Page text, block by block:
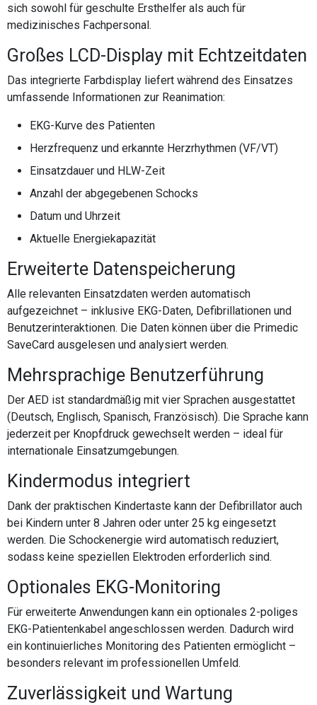
sich sowohl für geschulte Ersthelfer als auch für
medizinisches Fachpersonal.
Großes LCD-Display mit Echtzeitdaten
Das integrierte Farbdisplay liefert während des Einsatzes
umfassende Informationen zur Reanimation:
EKG-Kurve des Patienten
Herzfrequenz und erkannte Herzrhythmen (VF/VT)
Einsatzdauer und HLW-Zeit
Anzahl der abgegebenen Schocks
Datum und Uhrzeit
Aktuelle Energiekapazität
Erweiterte Datenspeicherung
Alle relevanten Einsatzdaten werden automatisch
aufgezeichnet – inklusive EKG-Daten, Defibrillationen und
Benutzerinteraktionen. Die Daten können über die Primedic
SaveCard ausgelesen und analysiert werden.
Mehrsprachige Benutzerführung
Der AED ist standardmäßig mit vier Sprachen ausgestattet
(Deutsch, Englisch, Spanisch, Französisch). Die Sprache kann
jederzeit per Knopfdruck gewechselt werden – ideal für
internationale Einsatzumgebungen.
Kindermodus integriert
Dank der praktischen Kindertaste kann der Defibrillator auch
bei Kindern unter 8 Jahren oder unter 25 kg eingesetzt
werden. Die Schockenergie wird automatisch reduziert,
sodass keine speziellen Elektroden erforderlich sind.
Optionales EKG-Monitoring
Für erweiterte Anwendungen kann ein optionales 2-poliges
EKG-Patientenkabel angeschlossen werden. Dadurch wird
ein kontinuierliches Monitoring des Patienten ermöglicht –
besonders relevant im professionellen Umfeld.
Zuverlässigkeit und Wartung